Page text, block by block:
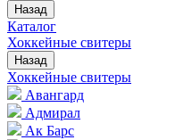
Назад
Каталог
Хоккейные свитеры
Назад
Хоккейные свитеры
Авангард
Адмирал
Ак Барс